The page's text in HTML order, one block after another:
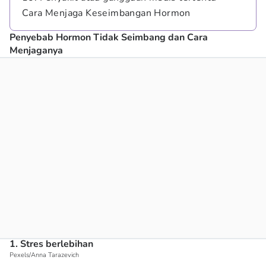
Cara Menjaga Keseimbangan Hormon
Penyebab Hormon Tidak Seimbang dan Cara
Menjaganya
1. Stres berlebihan
Pexels/Anna Tarazevich